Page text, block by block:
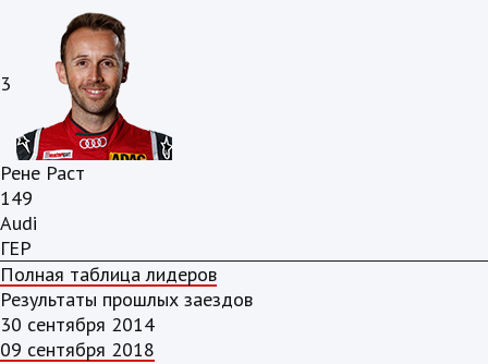
3
Рене Раст
149
Audi
ГЕР
Полная таблица лидеров
Результаты прошлых заездов
30 сентября 2014
09 сентября 2018